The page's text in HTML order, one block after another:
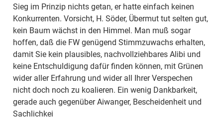
Sieg im Prinzip nichts getan, er hatte einfach keinen
Konkurrenten. Vorsicht, H. Söder, Übermut tut selten gut,
kein Baum wächst in den Himmel. Man muß sogar
hoffen, daß die FW genügend Stimmzuwachs erhalten,
damit Sie kein plausibles, nachvollziehbares Alibi und
keine Entschuldigung dafür finden können, mit Grünen
wider aller Erfahrung und wider all Ihrer Verspechen
nicht doch noch zu koalieren. Ein wenig Dankbarkeit,
gerade auch gegenüber Aiwanger, Bescheidenheit und
Sachlichkei